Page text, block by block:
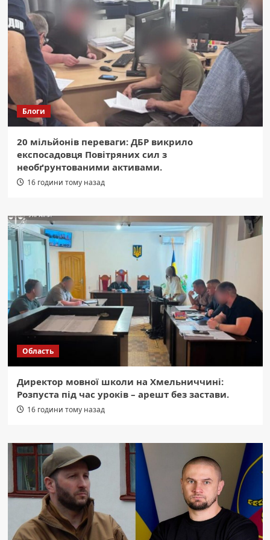
Блоги
20 мільйонів переваги: ДБР викрило
експосадовця Повітряних сил з
необґрунтованими активами.
16 години тому назад
Область
Директор мовної школи на Хмельниччині:
Розпуста під час уроків – арешт без застави.
16 години тому назад